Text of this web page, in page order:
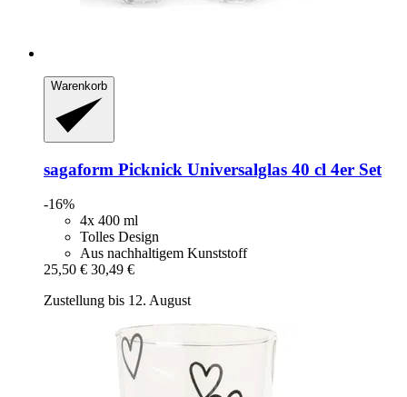
Warenkorb
sagaform Picknick Universalglas 40 cl 4er Set
-16%
4x 400 ml
Tolles Design
Aus nachhaltigem Kunststoff
25,50 € 30,49 €
Zustellung bis 12. August